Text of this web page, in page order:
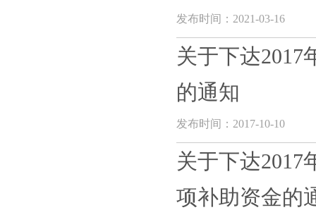
发布时间：2021-03-16
关于下达2017
的通知
发布时间：2017-10-10
关于下达2017
项补助资金的